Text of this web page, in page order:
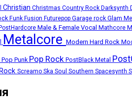
Christian Christmas Country Rock Darksynth
Funk Fusion Futurepop Garage rock Glam
Male & Female Vocal Mathcore
Metalcore Modern Hard Rock
Pop Punk Pop Rock PostBlack Metal
Rock Screamo Ska Soul Southern Spacesynth